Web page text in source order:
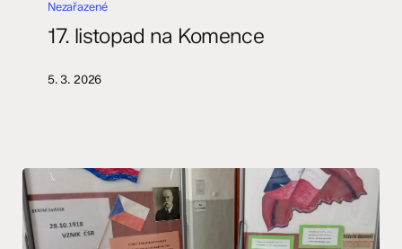
Komence
Nezařazené
17. listopad na Komence
5. 3. 2026